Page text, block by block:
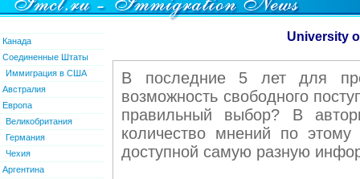
Канада
Соединенные Штаты
Иммиграция в США
Австралия
Европа
Великобритания
Германия
Чехия
Аргентина
University
В последние 5 лет для
возможность свободного
правильный выбор? В
количество мнений по этому
доступной самую разную